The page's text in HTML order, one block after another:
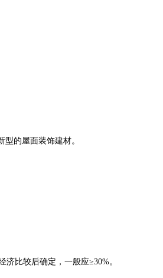
的屋面装饰建材。
比较后确定，一般应≥30%。